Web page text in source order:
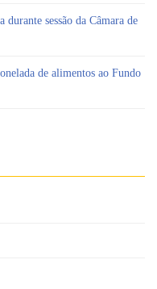
durante sessão da Câmara de
de alimentos ao Fundo